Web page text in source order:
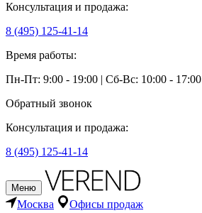
Консультация и продажа:
8 (495) 125-41-14
Время работы:
Пн-Пт: 9:00 - 19:00 | Сб-Вс: 10:00 - 17:00
Обратный звонок
Консультация и продажа:
8 (495) 125-41-14
Меню
Москва Офисы продаж